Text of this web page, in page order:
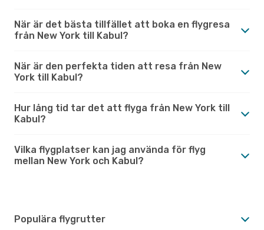
När är det bästa tillfället att boka en flygresa
från New York till Kabul?
När är den perfekta tiden att resa från New
York till Kabul?
Hur lång tid tar det att flyga från New York till
Kabul?
Vilka flygplatser kan jag använda för flyg
mellan New York och Kabul?
Populära flygrutter